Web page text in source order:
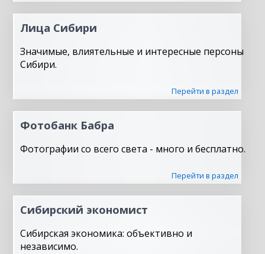
Лица Сибири
Значимые, влиятельные и интересные персоны
Сибири.
Перейти в раздел
Фотобанк Бабра
Фотографии со всего света - много и бесплатно.
Перейти в раздел
Сибирский экономист
Сибирская экономика: объективно и
независимо.